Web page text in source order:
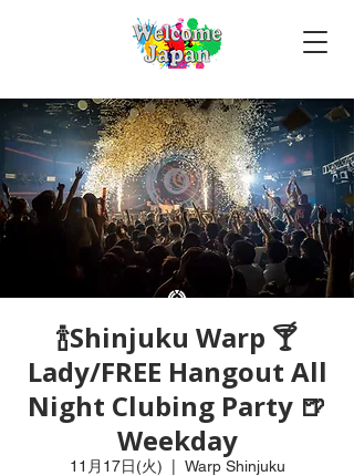
🍾Shinjuku Warp 🍸
Lady/FREE Hangout All
Night Clubing Party 🍺
Weekday
11月17日(火) Warp Shinjuku